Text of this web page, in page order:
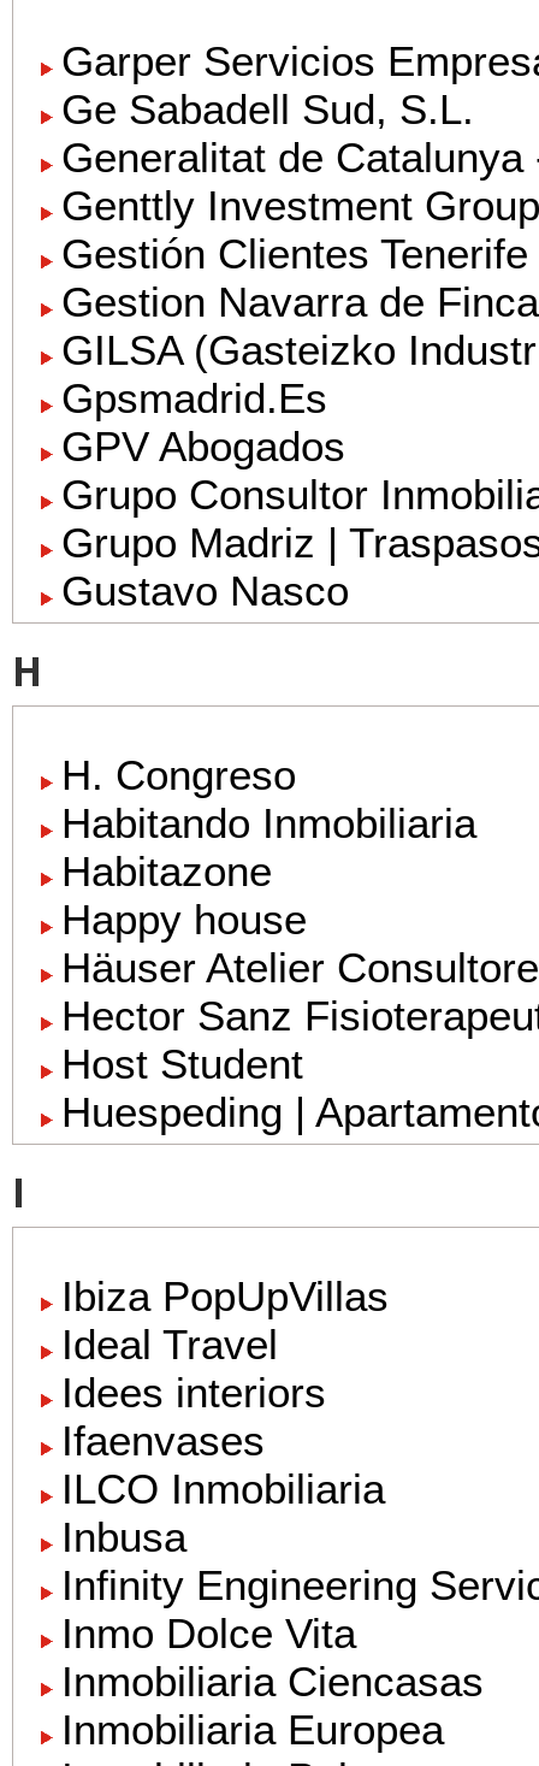
Garper Servicios
Ge Sabadell Sud, S.L.
Generalitat de
Genttly Investment Group
Gestión Clientes Tenerife
Gestion Navarra de
GILSA (Gasteizko
Gpsmadrid.Es
GPV Abogados
Grupo Consultor
Grupo Madriz |
Gustavo Nasco
H
H. Congreso
Habitando Inmobiliaria
Habitazone
Happy house
Häuser Atelier
Hector Sanz
Host Student
Huespeding |
I
Ibiza PopUpVillas
Ideal Travel
Idees interiors
Ifaenvases
ILCO Inmobiliaria
Inbusa
Infinity Engineering
Inmo Dolce Vita
Inmobiliaria Ciencasas
Inmobiliaria Europea